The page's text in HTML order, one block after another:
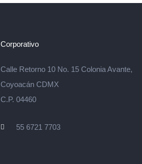
Corporativo
Calle Retorno 10 No. 15 Colonia Avante,
Coyoacán CDMX
C.P. 04460
55 6721 7703